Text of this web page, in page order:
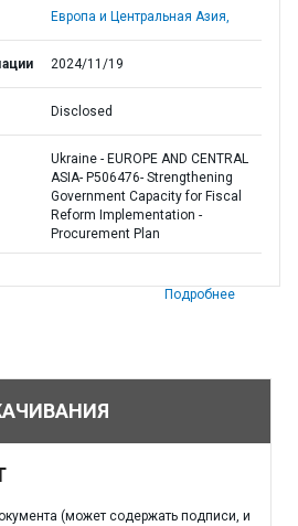
Европа и Центральная Азия,
2024/11/19
Disclosed
Ukraine - EUROPE AND CENTRAL
ASIA- P506476- Strengthening
Government Capacity for Fiscal
Reform Implementation -
Procurement Plan
Подробнее
(может содержать подписи, и